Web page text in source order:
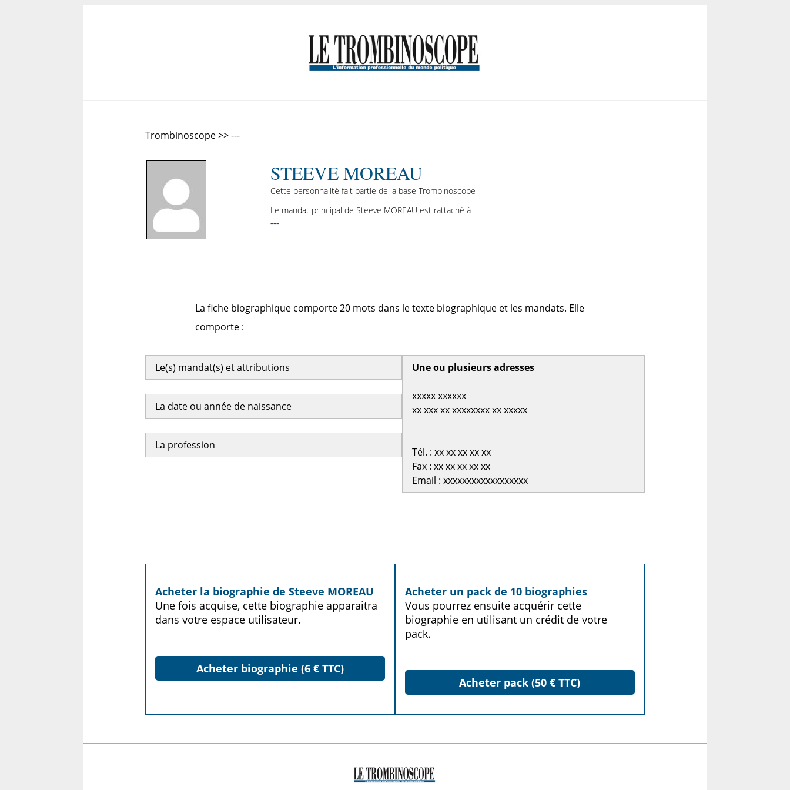
Trombinoscope >> ---
STEEVE MOREAU
Cette personnalité fait partie de la base Trombinoscope
Le mandat principal de Steeve MOREAU est rattaché à :
---
La fiche biographique comporte 20 mots dans le texte biographique et les mandats. Elle
comporte :
Le(s) mandat(s) et attributions
La date ou année de naissance
La profession
Une ou plusieurs adresses
xxxxx xxxxxx
xx xxx xx xxxxxxxx xx xxxxx
Tél. : xx xx xx xx xx
Fax : xx xx xx xx xx
Email : xxxxxxxxxxxxxxxxxx
Acheter la biographie de Steeve MOREAU
Une fois acquise, cette biographie apparaitra
dans votre espace utilisateur.
Acheter biographie (6 € TTC)
Acheter un pack de 10 biographies
Vous pourrez ensuite acquérir cette
biographie en utilisant un crédit de votre
pack.
Acheter pack (50 € TTC)